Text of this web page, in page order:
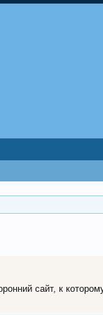
сайт, к